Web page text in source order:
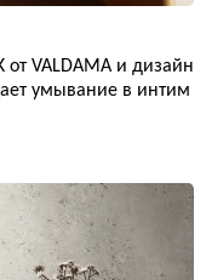
от VALDAMA и дизайн
умывание в интим